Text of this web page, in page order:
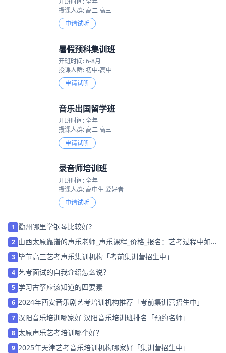
授课人群: 高二 高三
申请试听
暑假预科集训班
开班时间: 6-8月
授课人群: 初中-高中
申请试听
音乐出国留学班
开班时间: 全年
授课人群: 高二 高三
申请试听
录音师培训班
开班时间: 全年
授课人群: 高中生 爱好者
申请试听
1 衢州哪里学钢琴比较好?
2 山西太原靠谱的声乐老师_声乐课程_价格_报名：艺考过程中如何
应对视唱考试
3 毕节高三艺考声乐集训机构「考前集训营招生中」
4 艺考面试的自我介绍怎么说？
5 学习古筝应该知道的四要素
6 2024年西安音乐剧艺考培训机构推荐「考前集训营招生中」
7 汉阳音乐培训哪家好 汉阳音乐培训班排名「预约名师」
8 太原声乐艺考培训哪个好？
9 2025年天津艺考音乐培训机构哪家好「集训营招生中」